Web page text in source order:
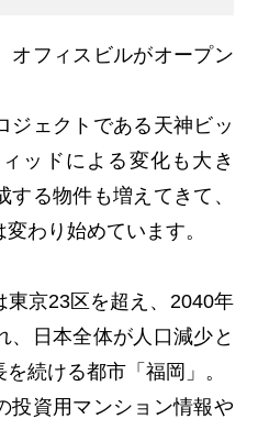
オフィスビルがオープン
ジェクトである天神ビッ
ッドによる変化も大き
る物件も増えてきて、
わり始めています。
東京23区を超え、2040年
、日本全体が人口減少と
続ける都市「福岡」。
投資用マンション情報や